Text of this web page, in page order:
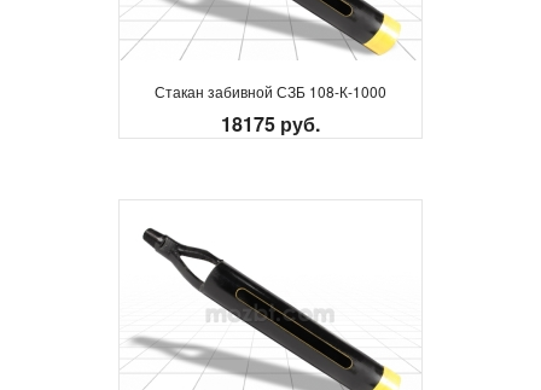
Стакан забивной СЗБ 108-К-1000
18175 руб.